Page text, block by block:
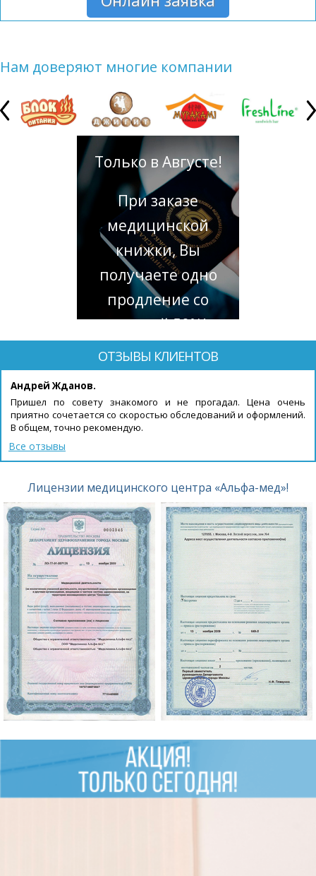
Нам доверяют многие компании
Только в Августе!
При заказе
медицинской
книжки, Вы
получаете одно
продление со
скидкой 50%!
ОТЗЫВЫ КЛИЕНТОВ
Андрей Жданов.
Пришел по совету знакомого и не прогадал. Цена очень
приятно сочетается со скоростью обследований и оформлений.
В общем, точно рекомендую.
Все отзывы
Лицензии медицинского центра «Альфа-мед»!